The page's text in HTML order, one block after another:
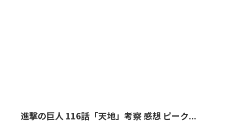
進撃の巨人 116話「天地」考察 感想 ピーク...